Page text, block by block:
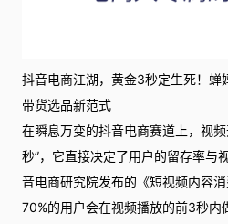
抖音电商江湖，黄金3秒定生死！蝉
带货选品新范式
在瞬息万变的抖音电商赛道上，视
秒”，它直接决定了用户的留存率与
音电商研究院发布的《短视频内容
70%的用户会在视频播放的前3秒内